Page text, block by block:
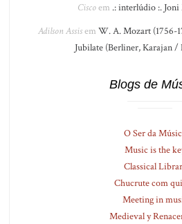
Ciscoem .: interlúdio :.
Adilson Assisem W. A. Mozart (1756-
Jubilate (Berliner, Karajan /
Blogs de
O Ser da
Music is the
Classical
Chucrute com
Meeting in
Medieval y